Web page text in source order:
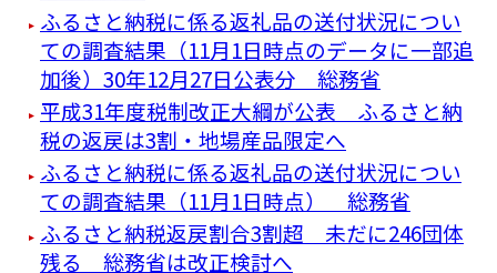
ふるさと納税に係る返礼品の送付状況につい
ての調査結果（11月1日時点のデータに一部追
加後）30年12月27日公表分 総務省
平成31年度税制改正大綱が公表 ふるさと納
税の返戻は3割・地場産品限定へ
ふるさと納税に係る返礼品の送付状況につい
ての調査結果（11月1日時点） 総務省
ふるさと納税返戻割合3割超 未だに246団体
残る 総務省は改正検討へ